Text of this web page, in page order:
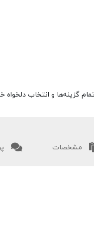
گزینه‌ها و انتخاب دلخواه
مشخصات